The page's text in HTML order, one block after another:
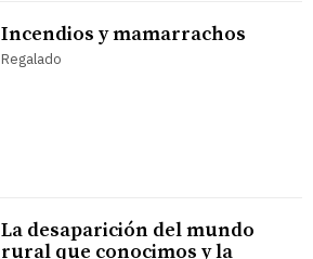
Incendios y mamarrachos
Regalado
La desaparición del mundo
rural que conocimos y la